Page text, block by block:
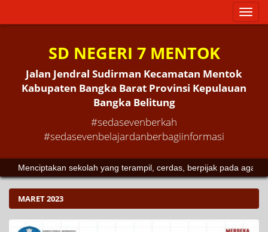
Toggle
SD NEGERI 7 MENTOK
Jalan Jendral Sudirman Kecamatan Mentok
Kabupaten Bangka Barat Provinsi Kepulauan
Bangka Belitung
#sedasevenberkah
#sedasevenbelajardanberbagiinformasi
Menciptakan sekolah yang terampil, cerdas, berpijak pada agama
MARET 2023